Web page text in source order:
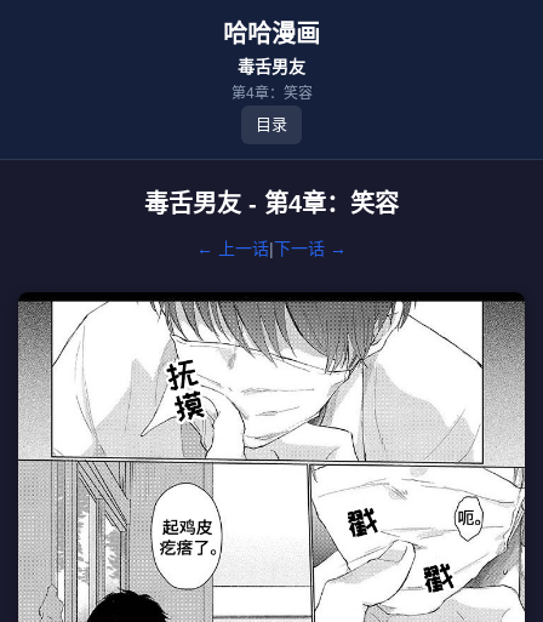
哈哈漫画
毒舌男友
第4章：笑容
目录
毒舌男友 - 第4章：笑容
← 上一话|下一话 →